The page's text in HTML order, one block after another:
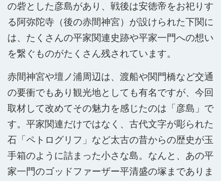
の砦とした彦島があり、戦後は安徳帝をお祀りす
る阿弥陀寺（後の赤間神宮）が設けられた下関に
は、たくさんの平家関連史跡や平家一門への想い
を繋ぐものがたくさん残されています。
赤間神宮や壇ノ浦周辺は、渡船や関門橋など交通
の要衝でもあり観光地としても有名ですが、今回
取材して改めてその魅力を感じたのは「彦島」で
す。平家関連だけではなく、古代文字が彫られた
石「ペトログリフ」など太古の昔からの歴史が玉
手箱のように詰まった小さな島。なんと、あの平
家一門のゴッドファーザー平清盛の塚までありま